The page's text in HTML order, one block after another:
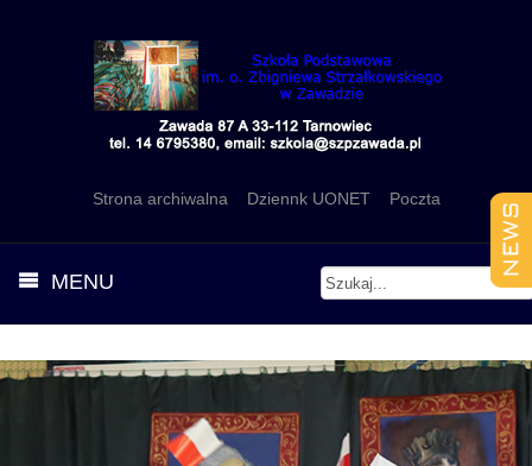
Strona archiwalna Dziennk UONET Poczta
MENU